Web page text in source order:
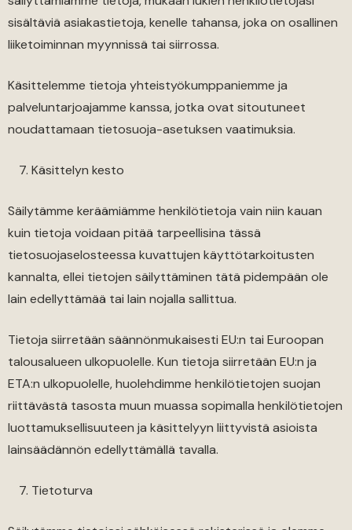
sisältäviä asiakastietoja, kenelle tahansa, joka on osallinen
liiketoiminnan myynnissä tai siirrossa.
Käsittelemme tietoja yhteistyökumppaniemme ja
palveluntarjoajamme kanssa, jotka ovat sitoutuneet
noudattamaan tietosuoja-asetuksen vaatimuksia.
Käsittelyn kesto
Säilytämme keräämiämme henkilötietoja vain niin kauan
kuin tietoja voidaan pitää tarpeellisina tässä
tietosuojaselosteessa kuvattujen käyttötarkoitusten
kannalta, ellei tietojen säilyttäminen tätä pidempään ole
lain edellyttämää tai lain nojalla sallittua.
Tietoja siirretään säännönmukaisesti EU:n tai Euroopan
talousalueen ulkopuolelle. Kun tietoja siirretään EU:n ja
ETA:n ulkopuolelle, huolehdimme henkilötietojen suojan
riittävästä tasosta muun muassa sopimalla henkilötietojen
luottamuksellisuuteen ja käsittelyyn liittyvistä asioista
lainsäädännön edellyttämällä tavalla.
Tietoturva